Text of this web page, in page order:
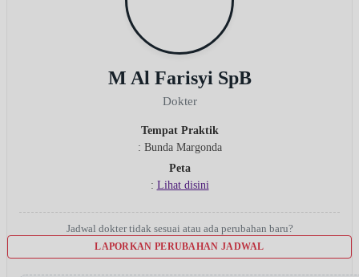
M Al Farisyi SpB
Dokter
Tempat Praktik
: Bunda Margonda
Peta
: Lihat disini
Jadwal dokter tidak sesuai atau ada perubahan baru?
LAPORKAN PERUBAHAN JADWAL